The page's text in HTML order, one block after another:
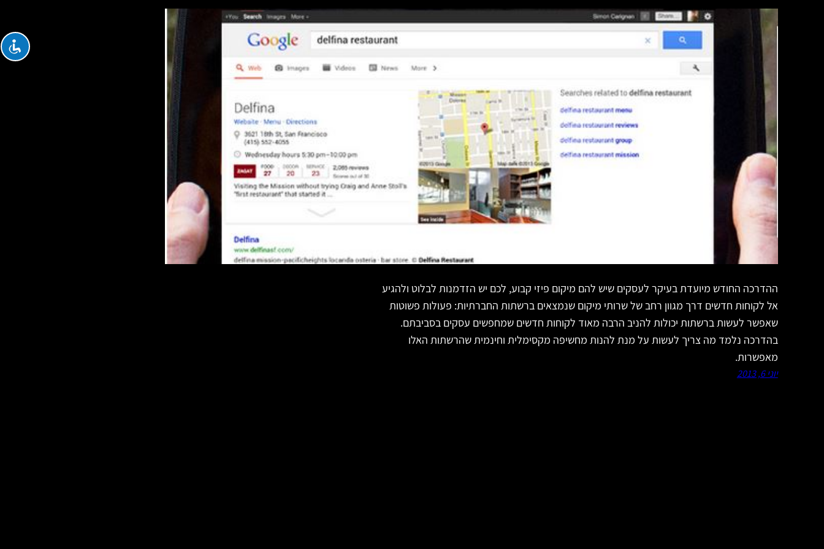
ההדרכה החודש מיועדת בעיקר לעסקים שיש להם מיקום פיזי קבוע, לכם יש הזדמנות לבלוט ולהגיע
אל לקוחות חדשים דרך מגוון רחב של שרותי מיקום שנמצאים ברשתות החברתיות: פעולות פשוטות
שאפשר לעשות ברשתות יכולות להניב הרבה מאוד לקוחות חדשים שמחפשים עסקים בסביבתם.
בהדרכה נלמד מה צריך לעשות על מנת להנות מחשיפה מקסימלית וחינמית שהרשתות האלו
מאפשרות.
יוני 6, 2013